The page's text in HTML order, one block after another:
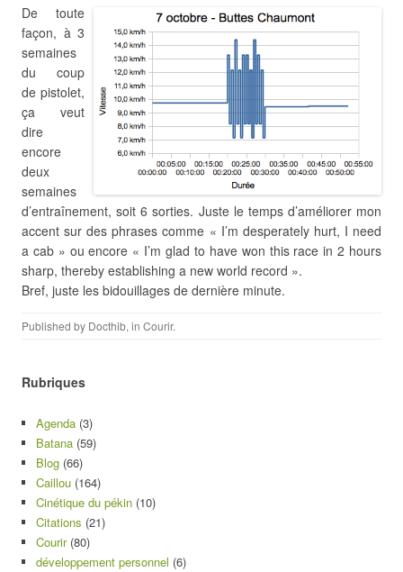
De toute
façon, à 3
semaines
du coup
de pistolet,
ça veut
dire
encore
deux
semaines
d’entraînement, soit 6 sorties. Juste le temps d’améliorer mon
accent sur des phrases comme « I’m desperately hurt, I need
a cab » ou encore « I’m glad to have won this race in 2 hours
sharp, thereby establishing a new world record ».
Bref, juste les bidouillages de dernière minute.
Published by Docthib, in Courir.
Rubriques
Agenda (3)
Batana (59)
Blog (66)
Caillou (164)
Cinétique du pékin (10)
Citations (21)
Courir(80)
développement personnel (6)